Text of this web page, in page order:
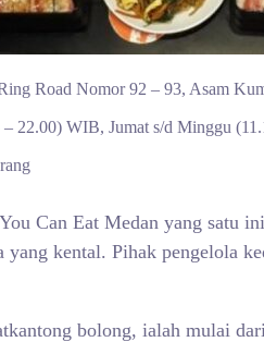
Road Nomor 92 – 93, Asam
– 22.00) WIB, Jumat s/d Minggu
Can Eat Medan yang satu
yang kental. Pihak pengelola
bolong, ialah mulai